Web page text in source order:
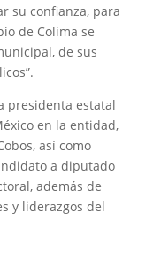
su confianza, para
de Colima se
de sus
presidenta estatal
en la entidad,
así como
a diputado
además de
y liderazgos del